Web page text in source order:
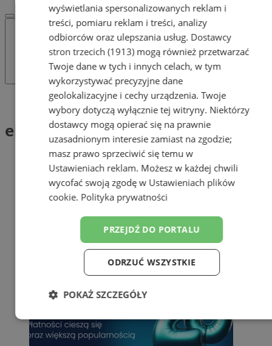
Tag: ePłatności
ePłatności (1)
wyświetlania spersonalizowanych reklam i
treści, pomiaru reklam i treści, analizy
odbiorców oraz ulepszania usług. Dostawcy
stron trzecich (1913)mogą również przetwarzać
Twoje dane w tych i innych celach, w tym
wykorzystywać precyzyjne dane
geolokalizacyjne i cechy urządzenia. Twoje
wybory dotyczą wyłącznie tej witryny. Niektórzy
dostawcy mogą opierać się na prawnie
uzasadnionym interesie zamiast na zgodzie;
masz prawo sprzeciwić się temu w
Ustawieniach reklam. Możesz w każdej chwili
wycofać swoją zgodę w Ustawieniach plików
cookie. Polityka prywatności
PRZEJDŹ DO PORTALU
ODRZUĆ WSZYSTKIE
POKAŻ SZCZEGÓŁY
Niezbędne Wydajność Targetowanie